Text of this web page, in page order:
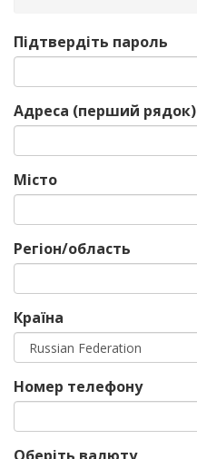
Rating:
0%
Підтвердіть пароль
Адреса (перший рядок)
Місто
Регіон/область
Країна
Номер телефону